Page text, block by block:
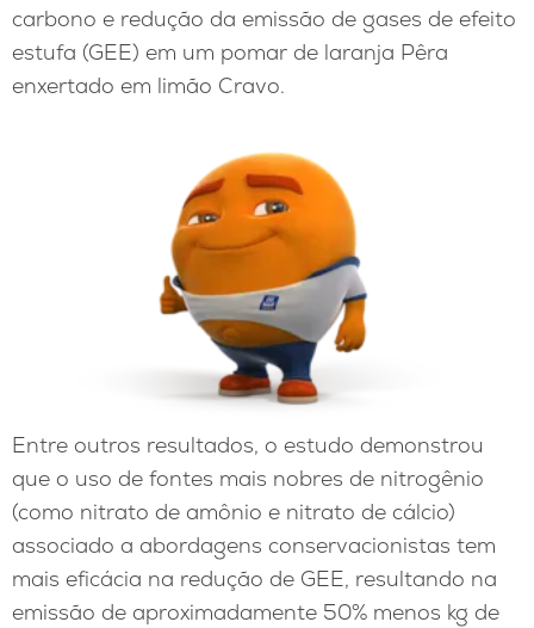
carbono e redução da emissão de gases de efeito
estufa (GEE) em um pomar de laranja Pêra
enxertado em limão Cravo.
Entre outros resultados, o estudo demonstrou
que o uso de fontes mais nobres de nitrogênio
(como nitrato de amônio e nitrato de cálcio)
associado a abordagens conservacionistas tem
mais eficácia na redução de GEE, resultando na
emissão de aproximadamente 50% menos kg de